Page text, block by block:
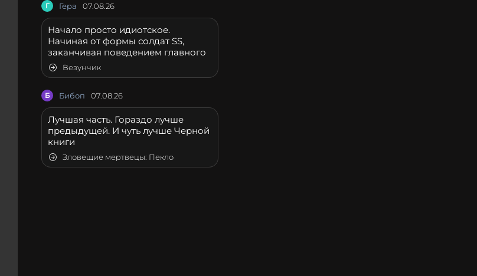
Г Гера 07.08.26
Начало просто идиотское.
Начиная от формы солдат SS,
заканчивая поведением главного
Везунчик
Б Бибоп 07.08.26
Лучшая часть. Гораздо лучше
предыдущей. И чуть лучше Черной
книги
Зловещие мертвецы: Пекло